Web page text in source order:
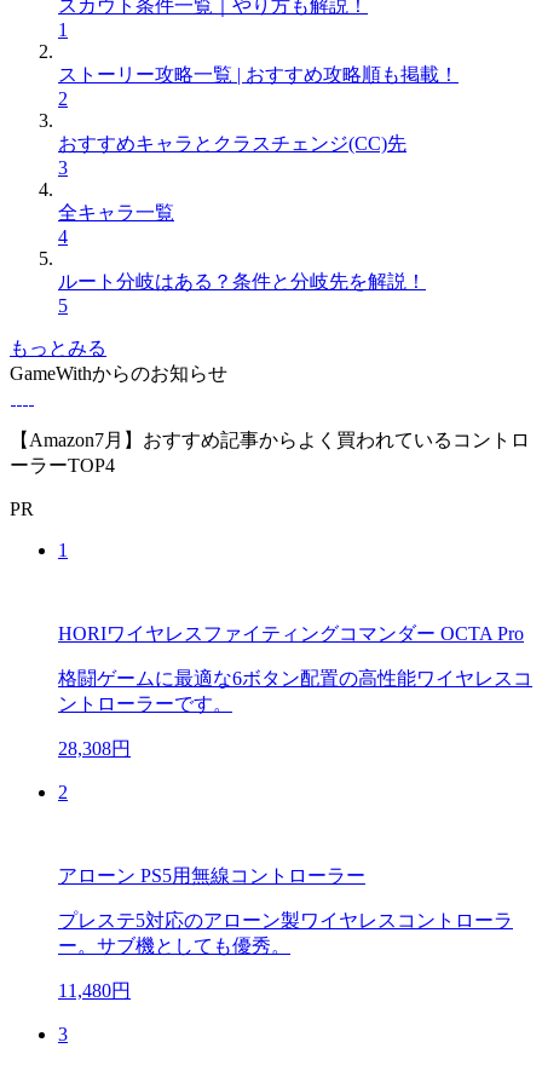
スカウト条件一覧｜やり方も解説！
1
ストーリー攻略一覧 | おすすめ攻略順も掲載！
2
おすすめキャラとクラスチェンジ(CC)先
3
全キャラ一覧
4
ルート分岐はある？条件と分岐先を解説！
5
もっとみる
GameWithからのお知らせ
【Amazon7月】おすすめ記事からよく買われているコントロ
ーラーTOP4
PR
1
HORIワイヤレスファイティングコマンダー OCTA Pro
格闘ゲームに最適な6ボタン配置の高性能ワイヤレスコ
ントローラーです。
28,308円
2
アローン PS5用無線コントローラー
プレステ5対応のアローン製ワイヤレスコントローラ
ー。サブ機としても優秀。
11,480円
3